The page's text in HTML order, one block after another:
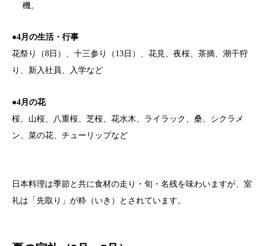
機。
●4月の生活・行事
花祭り（8日）、十三参り（13日）、花見、夜桜、茶摘、潮干狩
り、新入社員、入学など
●4月の花
桜、山桜、八重桜、芝桜、花水木、ライラック、桑、シクラメ
ン、菜の花、チューリップなど
日本料理は季節と共に食材の走り・旬・名残を味わいますが、室
礼は「先取り」が粋（いき）とされています。